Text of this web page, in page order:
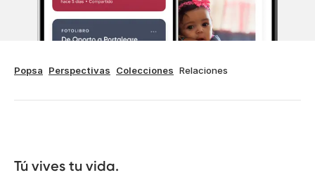
Popsa Perspectivas Colecciones Relaciones
Tú vives tu vida.